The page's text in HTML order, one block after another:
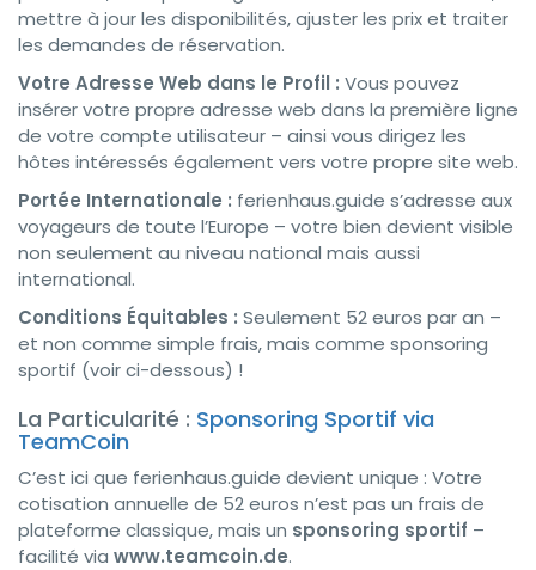
mettre à jour les disponibilités, ajuster les prix et traiter
les demandes de réservation.
Votre Adresse Web dans le Profil : Vous pouvez
insérer votre propre adresse web dans la première ligne
de votre compte utilisateur – ainsi vous dirigez les
hôtes intéressés également vers votre propre site web.
Portée Internationale : ferienhaus.guide s’adresse aux
voyageurs de toute l’Europe – votre bien devient visible
non seulement au niveau national mais aussi
international.
Conditions Équitables : Seulement 52 euros par an –
et non comme simple frais, mais comme sponsoring
sportif (voir ci-dessous) !
La Particularité : Sponsoring Sportif via
TeamCoin
C’est ici que ferienhaus.guide devient unique : Votre
cotisation annuelle de 52 euros n’est pas un frais de
plateforme classique, mais un sponsoring sportif –
facilité via www.teamcoin.de.